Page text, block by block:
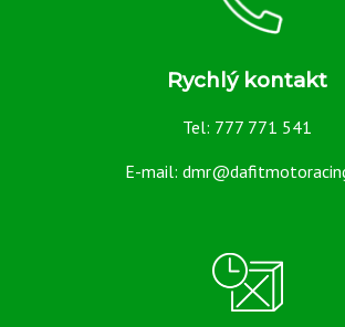
Rychlý kontakt
Tel: 777 771 541
E-mail: